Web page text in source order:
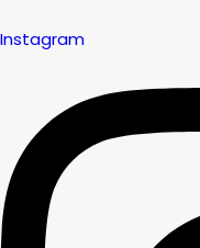
Instagram